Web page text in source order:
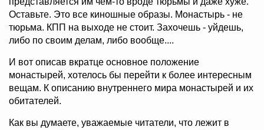
Оставьте. Это все киношные образы. Монастырь - не
тюрьма. КПП на выходе не стоит. Захочешь - уйдешь,
либо по своим делам, либо вообще....
И вот описав вкратце основное положение
монастырей, хотелось бы перейти к более интересным
вещам. К описанию внутреннего мира монастырей и их
обитателей.
Как вы думаете, уважаемые читатели, что лежит в